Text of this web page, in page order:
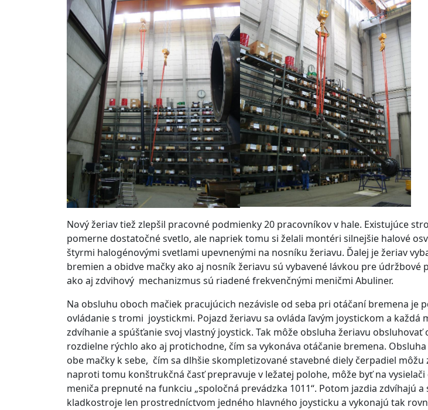
Nový žeriav tiež zlepšil pracovné podmienky 20 pracovníkov v hale. Existujúce
pomerne dostatočné svetlo, ale napriek tomu si želali montéri silnejšie halové
štyrmi halogénovými svetlami upevnenými na nosníku žeriavu. Ďalej je žeriav
bremien a obidve mačky ako aj nosník žeriavu sú vybavené lávkou pre údržbové
ako aj zdvihový mechanizmus sú riadené frekvenčnými meničmi Abuliner.
Na obsluhu oboch mačiek pracujúcich nezávisle od seba pri otáčaní bremena je
ovládanie s tromi joystickmi. Pojazd žeriavu sa ovláda ľavým joystickom a každá
zdvíhanie a spúšťanie svoj vlastný joystick. Tak môže obsluha žeriavu
rozdielne rýchlo ako aj protichodne, čím sa vykonáva otáčanie bremena.
obe mačky k sebe, čím sa dlhšie skompletizované stavebné diely čerpadiel môžu
naproti tomu konštrukčná časť prepravuje v ležatej polohe, môže byť na
meniča prepnuté na funkciu „spoločná prevádzka 1011“. Potom jazdia zdvíhajú
kladkostroje len prostredníctvom jedného hlavného joysticku a vykonajú tak